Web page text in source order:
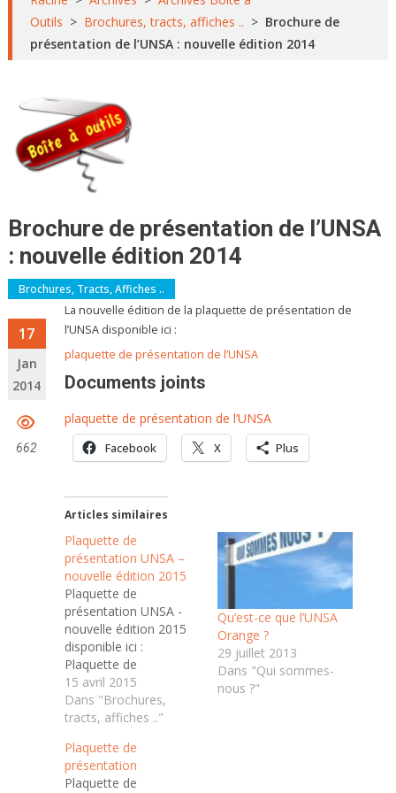
Outils > Brochures, tracts, affiches .. > Brochure de
présentation de l’UNSA : nouvelle édition 2014
Brochure de présentation de l’UNSA
: nouvelle édition 2014
Brochures, Tracts, Affiches ..
17
Jan
2014
662
La nouvelle édition de la plaquette de présentation de
l’UNSA disponible ici :
plaquette de présentation de l’UNSA
Documents joints
plaquette de présentation de l’UNSA
Facebook X Plus
Articles similaires
Plaquette de
présentation UNSA –
nouvelle édition 2015
Plaquette de
présentation UNSA -
nouvelle édition 2015
disponible ici :
Plaquette de
présentation UNSA -
nouvelle édition 2015
Les visuels UNSA (lien
Les-visuels-UNSA.html)
15 avril 2015
Dans "Brochures,
tracts, affiches .."
Qu’est-ce que l’UNSA
Orange ?
29 juillet 2013
Dans "Qui sommes-
nous ?"
Plaquette de
présentation
Plaquette de